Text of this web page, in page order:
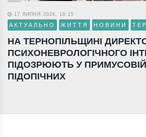
17 ЛИПНЯ 2026, 18:15
АКТУАЛЬНО ЖИТТЯ НОВИНИ
НА ТЕРНОПІЛЬЩИНІ
ПСИХОНЕВРОЛОГІЧНОГО
ПІДОЗРЮЮТЬ У ПРИМУСОВІЙ
ПІДОПІЧНИХ